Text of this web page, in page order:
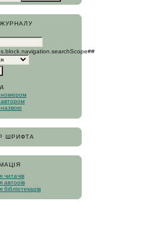
ШРИФТА
читачів
авторів
бібліотекарів